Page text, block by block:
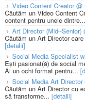
Video Content Creator
Căutăm un Video Content
content pentru unele dintre...
Art Director (Mid–Senior)
Căutăm un Art Director
[detalii]
Social Media Specialist
Ești pasionat(ă) de social
Ai un ochi format pentru...
Social Media Art Director
Căutăm un Art Director cu
să transforme... [detalii]